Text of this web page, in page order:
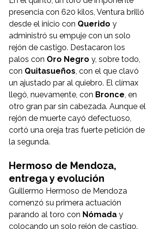
presencia con 620 kilos, Ventura brilló
desde el inicio con Querido y
administró su empuje con un solo
rejón de castigo. Destacaron los
palos con Oro Negro y, sobre todo,
con Quitasueños, con el que clavó
un ajustado par al quiebro. El clímax
llegó, nuevamente, con Bronce, en
otro gran par sin cabezada. Aunque el
rejón de muerte cayó defectuoso,
cortó una oreja tras fuerte petición de
la segunda.
Hermoso de Mendoza,
entrega y evolución
Guillermo Hermoso de Mendoza
comenzó su primera actuación
parando al toro con Nómada y
colocando un solo rejón de castigo.